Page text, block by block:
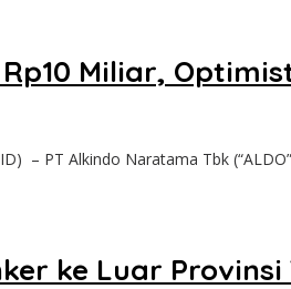
Miliar,
– PT Alkindo Naratama Tbk
ke Luar